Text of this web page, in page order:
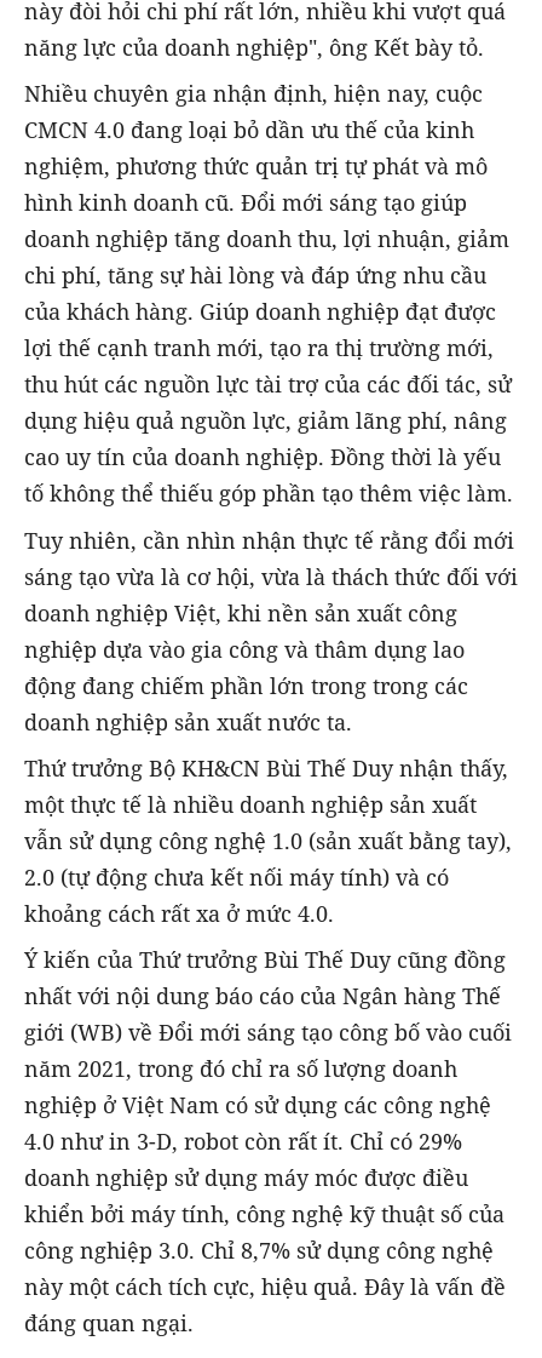
này đòi hỏi chi phí rất lớn, nhiều khi vượt quá
năng lực của doanh nghiệp", ông Kết bày tỏ.
Nhiều chuyên gia nhận định, hiện nay, cuộc
CMCN 4.0 đang loại bỏ dần ưu thế của kinh
nghiệm, phương thức quản trị tự phát và mô
hình kinh doanh cũ. Đổi mới sáng tạo giúp
doanh nghiệp tăng doanh thu, lợi nhuận, giảm
chi phí, tăng sự hài lòng và đáp ứng nhu cầu
của khách hàng. Giúp doanh nghiệp đạt được
lợi thế cạnh tranh mới, tạo ra thị trường mới,
thu hút các nguồn lực tài trợ của các đối tác, sử
dụng hiệu quả nguồn lực, giảm lãng phí, nâng
cao uy tín của doanh nghiệp. Đồng thời là yếu
tố không thể thiếu góp phần tạo thêm việc làm.
Tuy nhiên, cần nhìn nhận thực tế rằng đổi mới
sáng tạo vừa là cơ hội, vừa là thách thức đối với
doanh nghiệp Việt, khi nền sản xuất công
nghiệp dựa vào gia công và thâm dụng lao
động đang chiếm phần lớn trong trong các
doanh nghiệp sản xuất nước ta.
Thứ trưởng Bộ KH&CN Bùi Thế Duy nhận thấy,
một thực tế là nhiều doanh nghiệp sản xuất
vẫn sử dụng công nghệ 1.0 (sản xuất bằng tay),
2.0 (tự động chưa kết nối máy tính) và có
khoảng cách rất xa ở mức 4.0.
Ý kiến của Thứ trưởng Bùi Thế Duy cũng đồng
nhất với nội dung báo cáo của Ngân hàng Thế
giới (WB) về Đổi mới sáng tạo công bố vào cuối
năm 2021, trong đó chỉ ra số lượng doanh
nghiệp ở Việt Nam có sử dụng các công nghệ
4.0 như in 3-D, robot còn rất ít. Chỉ có 29%
doanh nghiệp sử dụng máy móc được điều
khiển bởi máy tính, công nghệ kỹ thuật số của
công nghiệp 3.0. Chỉ 8,7% sử dụng công nghệ
này một cách tích cực, hiệu quả. Đây là vấn đề
đáng quan ngại.